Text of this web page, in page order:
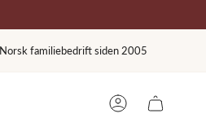
Norsk familiebedrift siden 2005
BRUKER